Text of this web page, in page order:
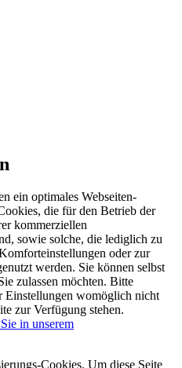
ein optimales Webseiten-
die für den Betrieb der
kommerziellen
sowie solche, die lediglich zu
oder zur
werden. Sie können selbst
zulassen möchten. Bitte
Einstellungen womöglich nicht
zur Verfügung stehen.
in unserem
Cookies. Um diese Seite